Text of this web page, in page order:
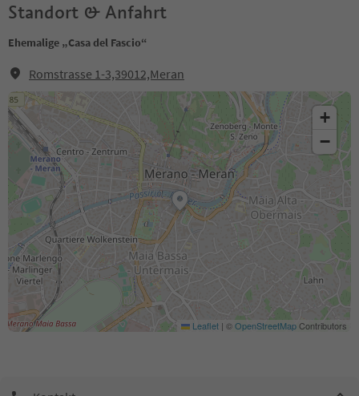
Standort & Anfahrt
Ehemalige „Casa del Fascio“
Romstrasse 1-3,39012,Meran
+
−
Leaflet | ©OpenStreetMapContributors